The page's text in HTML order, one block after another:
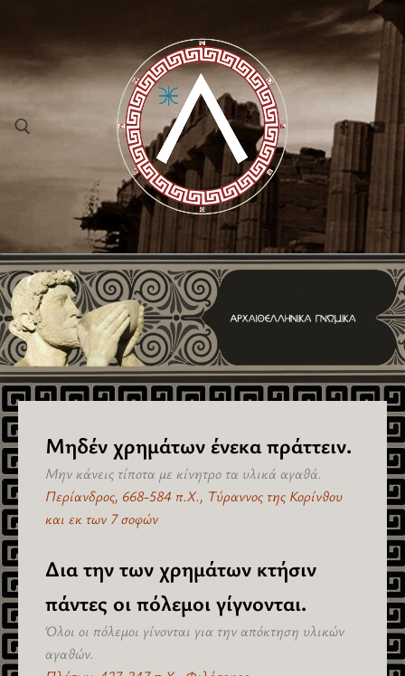
Μηδέν χρημάτων ένεκα πράττειν.
Μην κάνεις τίποτα με κίνητρο τα υλικά αγαθά.
Περίανδρος, 668-584 π.Χ., Τύραννος της Κορίνθου
και εκ των 7 σοφών
Δια την των χρημάτων κτήσιν
πάντες οι πόλεμοι γίγνονται.
Όλοι οι πόλεμοι γίνονται για την απόκτηση υλικών
αγαθών.